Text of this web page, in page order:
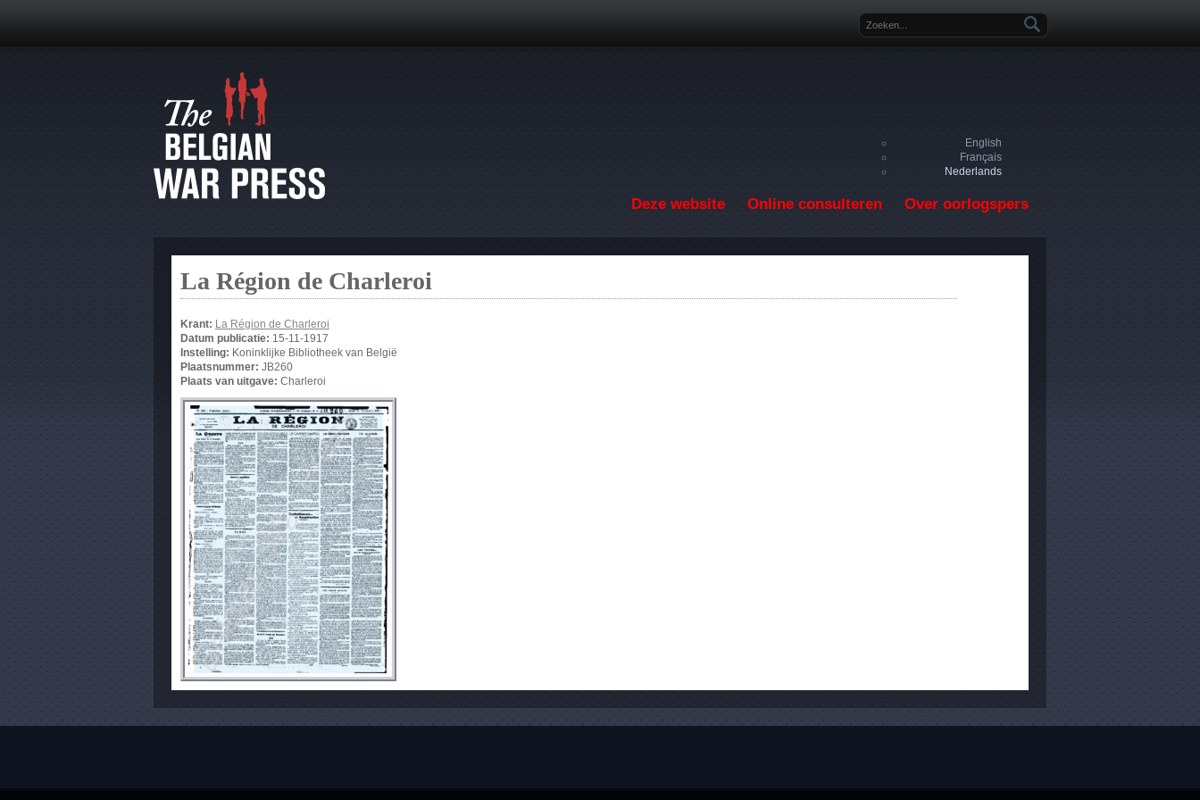
Zoekveld
English
Français
Nederlands
Deze website Online consulteren Over oorlogspers
La Région de Charleroi
Krant: La Région de Charleroi
Datum publicatie: 15-11-1917
Instelling: Koninklijke Bibliotheek van België
Plaatsnummer: JB260
Plaats van uitgave: Charleroi